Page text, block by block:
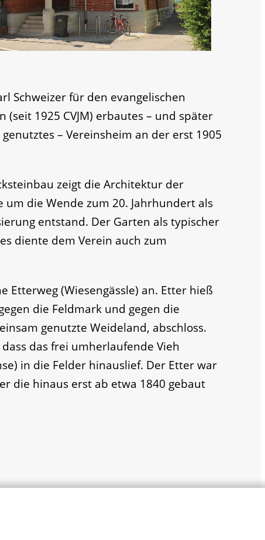
Schweizer für den evangelischen
(seit 1925 CVJM) erbautes – und später
– Vereinsheim an der erst 1905
zeigt die Architektur der
um die Wende zum 20. Jahrhundert als
entstand. Der Garten als typischer
diente dem Verein auch zum
Etterweg (Wiesengässle) an. Etter hieß
die Feldmark und gegen die
genutzte Weideland, abschloss.
das frei umherlaufende Vieh
in die Felder hinauslief. Der Etter war
die hinaus erst ab etwa 1840 gebaut